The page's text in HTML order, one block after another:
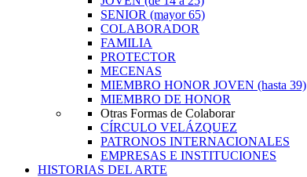
SENIOR (mayor 65)
COLABORADOR
FAMILIA
PROTECTOR
MECENAS
MIEMBRO HONOR JOVEN (hasta 39)
MIEMBRO DE HONOR
Otras Formas de Colaborar
CÍRCULO VELÁZQUEZ
PATRONOS INTERNACIONALES
EMPRESAS E INSTITUCIONES
HISTORIAS DEL ARTE